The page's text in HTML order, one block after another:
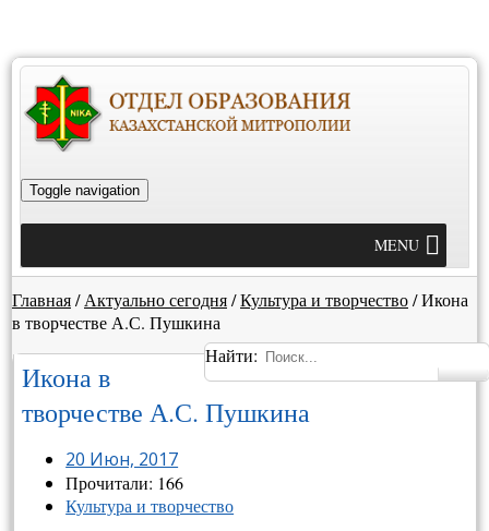
Toggle navigation
MENU
Главная/ Актуально сегодня/Культура и творчество/Икона
в творчестве А.С. Пушкина
Найти:
Икона в
творчестве А.С. Пушкина
20 Июн, 2017
Прочитали: 166
Культура и творчество